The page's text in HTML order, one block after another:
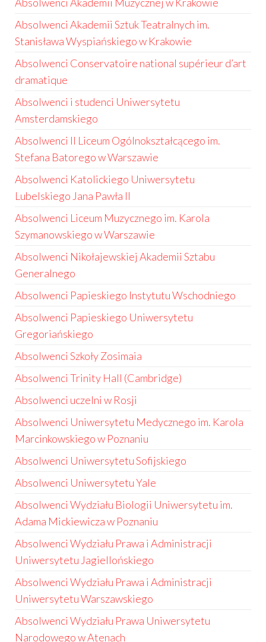
Absolwenci Akademii Sztuk Teatralnych im.
Stanisława Wyspiańskiego w Krakowie
Absolwenci Conservatoire national supérieur d’art
dramatique
Absolwenci i studenci Uniwersytetu
Amsterdamskiego
Absolwenci II Liceum Ogólnokształcącego im.
Stefana Batorego w Warszawie
Absolwenci Katolickiego Uniwersytetu
Lubelskiego Jana Pawła II
Absolwenci Liceum Muzycznego im. Karola
Szymanowskiego w Warszawie
Absolwenci Nikołajewskiej Akademii Sztabu
Generalnego
Absolwenci Papieskiego Instytutu Wschodniego
Absolwenci Papieskiego Uniwersytetu
Gregoriańskiego
Absolwenci Szkoły Zosimaia
Absolwenci Trinity Hall (Cambridge)
Absolwenci uczelni w Rosji
Absolwenci Uniwersytetu Medycznego im. Karola
Marcinkowskiego w Poznaniu
Absolwenci Uniwersytetu Sofijskiego
Absolwenci Uniwersytetu Yale
Absolwenci Wydziału Biologii Uniwersytetu im.
Adama Mickiewicza w Poznaniu
Absolwenci Wydziału Prawa i Administracji
Uniwersytetu Jagiellońskiego
Absolwenci Wydziału Prawa i Administracji
Uniwersytetu Warszawskiego
Absolwenci Wydziału Prawa Uniwersytetu
Narodowego w Atenach